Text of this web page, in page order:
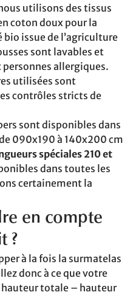
utilisons des tissus
coton doux pour la
issue de l’agriculture
sont lavables et
allergiques.
utilisées sont
contrôles stricts de
sont disponibles dans
090x190 à 140x200 cm
spéciales 210 et
dans toutes les
certainement la
en compte
?
à la fois la surmatelas
donc à ce que votre
totale – hauteur